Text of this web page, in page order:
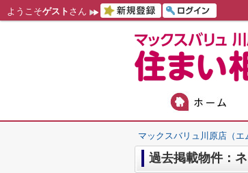
ようこそゲスト さん
マックスバリュ川原店（エ
過去掲載物件：